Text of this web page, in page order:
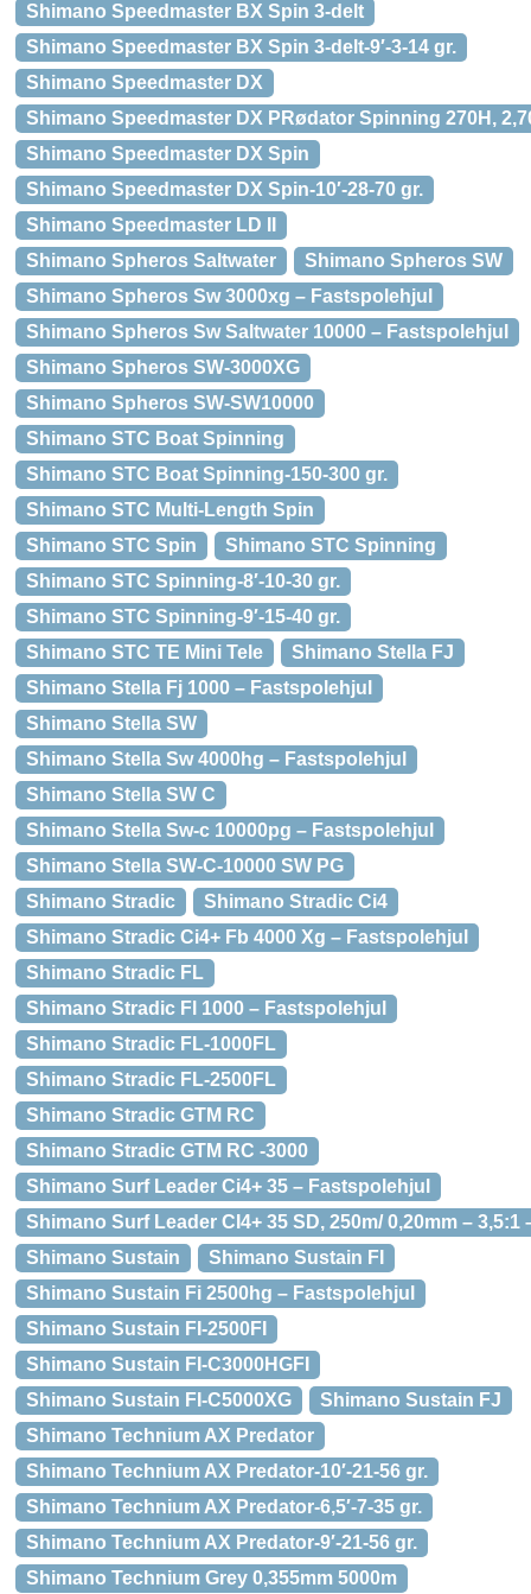
Shimano Speedmaster BX Spin 3-delt
Shimano Speedmaster BX Spin 3-delt-9′-3-14 gr.
Shimano Speedmaster DX
Shimano Speedmaster DX PRødator Spinning 270H,
Shimano Speedmaster DX Spin
Shimano Speedmaster DX Spin-10′-28-70 gr.
Shimano Speedmaster LD II
Shimano Spheros Saltwater
Shimano Spheros SW
Shimano Spheros Sw 3000xg – Fastspolehjul
Shimano Spheros Sw Saltwater 10000 – Fastspolehjul
Shimano Spheros SW-3000XG
Shimano Spheros SW-SW10000
Shimano STC Boat Spinning
Shimano STC Boat Spinning-150-300 gr.
Shimano STC Multi-Length Spin
Shimano STC Spin
Shimano STC Spinning
Shimano STC Spinning-8′-10-30 gr.
Shimano STC Spinning-9′-15-40 gr.
Shimano STC TE Mini Tele
Shimano Stella FJ
Shimano Stella Fj 1000 – Fastspolehjul
Shimano Stella SW
Shimano Stella Sw 4000hg – Fastspolehjul
Shimano Stella SW C
Shimano Stella Sw-c 10000pg – Fastspolehjul
Shimano Stella SW-C-10000 SW PG
Shimano Stradic
Shimano Stradic Ci4
Shimano Stradic Ci4+ Fb 4000 Xg – Fastspolehjul
Shimano Stradic FL
Shimano Stradic Fl 1000 – Fastspolehjul
Shimano Stradic FL-1000FL
Shimano Stradic FL-2500FL
Shimano Stradic GTM RC
Shimano Stradic GTM RC -3000
Shimano Surf Leader Ci4+ 35 – Fastspolehjul
Shimano Surf Leader CI4+ 35 SD, 250m/ 0,20mm – 3,5:1
Shimano Sustain
Shimano Sustain FI
Shimano Sustain Fi 2500hg – Fastspolehjul
Shimano Sustain FI-2500FI
Shimano Sustain FI-C3000HGFI
Shimano Sustain FI-C5000XG
Shimano Sustain FJ
Shimano Technium AX Predator
Shimano Technium AX Predator-10′-21-56 gr.
Shimano Technium AX Predator-6,5′-7-35 gr.
Shimano Technium AX Predator-9′-21-56 gr.
Shimano Technium Grey 0,355mm 5000m